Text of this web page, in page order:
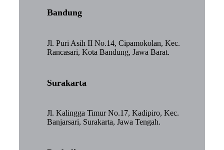
Bandung
Jl. Puri Asih II No.14, Cipamokolan, Kec.
Rancasari, Kota Bandung, Jawa Barat.
Surakarta
Jl. Kalingga Timur No.17, Kadipiro, Kec.
Banjarsari, Surakarta, Jawa Tengah.